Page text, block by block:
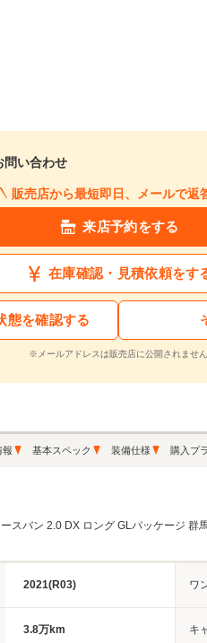
問い合わせ
販売店から最短即日、メールで返
来店予約をする
在庫確認・見積依頼をす
態を確認する
※メールアドレスは販売店に公開されません
報 基本スペック 装備仕様 購入プ
スバン 2.0 DX ロング GLパッケージ 群
2021(R03) ワ
3.8万km キ